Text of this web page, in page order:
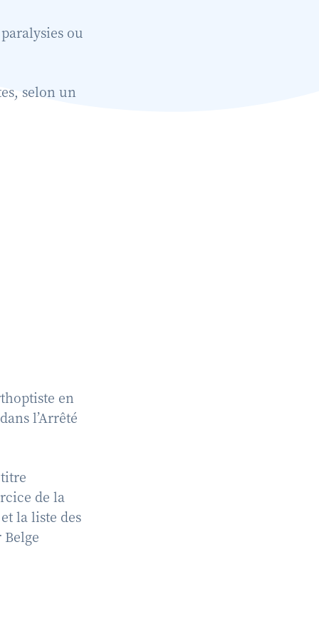
ou
selon un
en
l’Arrêté
de la
la liste des